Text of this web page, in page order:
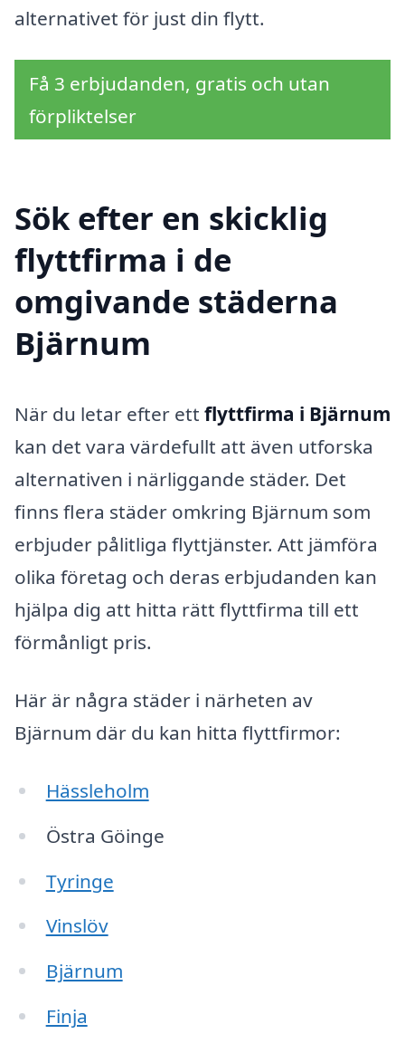
alternativet för just din flytt.
Få 3 erbjudanden, gratis och utan
förpliktelser
Sök efter en skicklig
flyttfirma i de
omgivande städerna
Bjärnum
När du letar efter ett flyttfirma i Bjärnum
kan det vara värdefullt att även utforska
alternativen i närliggande städer. Det
finns flera städer omkring Bjärnum som
erbjuder pålitliga flyttjänster. Att jämföra
olika företag och deras erbjudanden kan
hjälpa dig att hitta rätt flyttfirma till ett
förmånligt pris.
Här är några städer i närheten av
Bjärnum där du kan hitta flyttfirmor:
Hässleholm
Östra Göinge
Tyringe
Vinslöv
Bjärnum
Finja